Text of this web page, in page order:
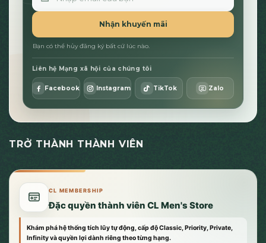
Nhận khuyến mãi
Bạn có thể hủy đăng ký bất cứ lúc nào.
Liên hệ Mạng xã hội của chúng tôi
Facebook Instagram TikTok Zalo
TRỞ THÀNH THÀNH VIÊN
CL MEMBERSHIP
Đặc quyền thành viên CL Men's Store
Khám phá hệ thống tích lũy tự động, cấp độ Classic, Priority, Private,
Infinity và quyền lợi dành riêng theo từng hạng.